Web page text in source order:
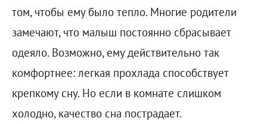
том, чтобы ему было тепло. Многие родители
замечают, что малыш постоянно сбрасывает
одеяло. Возможно, ему действительно так
комфортнее: легкая прохлада способствует
крепкому сну. Но если в комнате слишком
холодно, качество сна пострадает.